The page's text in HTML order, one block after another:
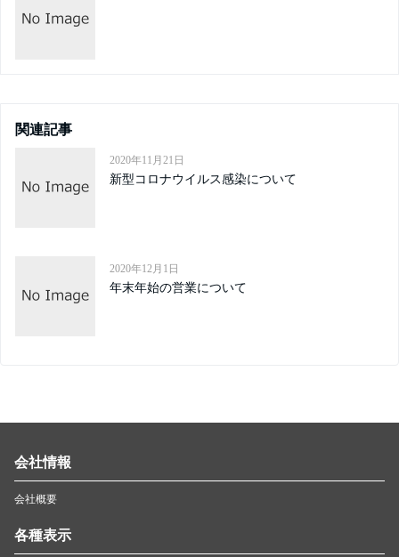
関連記事
2020年11月21日
新型コロナウイルス感染について
2020年12月1日
年末年始の営業について
会社情報
会社概要
各種表示